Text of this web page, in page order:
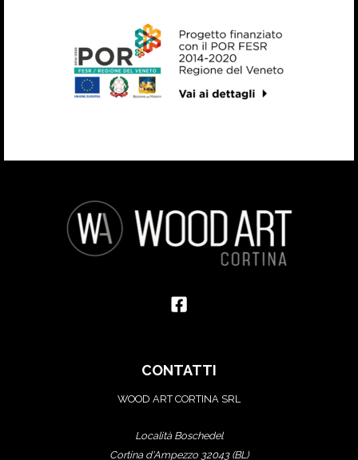
CONTATTI
WOOD ART CORTINA SRL
Località Boschedel
Cortina d'Ampezzo 32043 (BL)